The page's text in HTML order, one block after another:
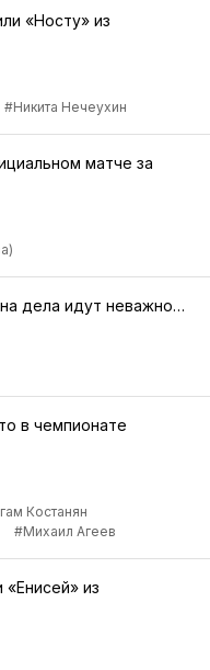
«Носту» из
#Никита Нечеухин
матче за
дела идут неважно…
в чемпионате
Костанян
#Михаил Агеев
из